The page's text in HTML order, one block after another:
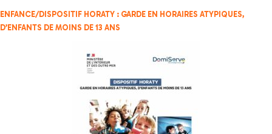
ENFANCE/DISPOSITIF HORATY : GARDE EN HORAIRES ATYPIQUES,
D’ENFANTS DE MOINS DE 13 ANS